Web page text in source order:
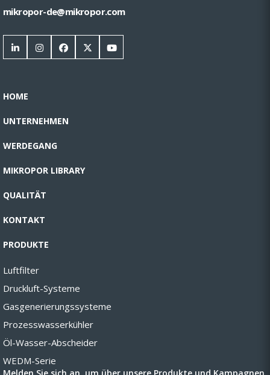
mikropor-de@mikropor.com
HOME
UNTERNEHMEN
WERDEGANG
MIKROPOR LIBRARY
QUALITÄT
KONTAKT
PRODUKTE
Luftfilter
Druckluft-Systeme
Gasgenerierungssysteme
Prozesswasserkühler
Öl-Wasser-Abscheider
WEDM-Serie